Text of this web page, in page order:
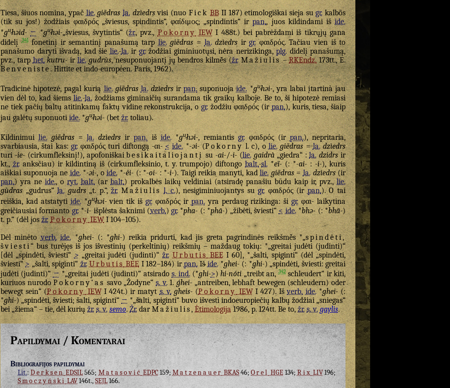
Tiesa, šiuos nomina, ypačlie. giẽdras la. dzìedrsvisi (nuoFick BBII 187) etimologiškai sieja sugr.kalbõs
(tik su jos!) žodžiaisφαιδρός„šviesus, spindintis“, φαίδιμος; „spindintis“ irpan., juos kildindami išide.
*gu̯həid- ←*gu̯həi-„šviesus, švytintis“ (žr., pvz.,PokornyIEWI 488t.) bei pabrėždami iš tikrųjų gana
didelį341fonetinį ir semantinį panašumą tarplie. giẽdras=la. dzìedrsirgr.φαιδρός. Tačiau vien iš to
panašumo daryti išvadą, kad šielie.-la.irgr.žodžiai giminiuotųsi, nėra nerizikinga,plg.didelį panašumą,
pvz., tarphet. kutru-irlie. gudrùs, nesuponuojantį jų bendros kilmė̃s (žr. Mažiulis–RKEndz.173tt., E.
Benveniste. Hittite et indo-européen. Paris, 1962).
Tradicinė hipotezė, pagal kuriąlie. giẽdras la. dzìedrsirpan.suponuojaide.*gu̯həi-, yra labai įtartinà jau
vien dėl to, kad šiemslie.-la.žodžiams giminaičių surandama tik graikų kalboje. Be to, ši hipotezė remiasi
ne tiek pačių baltų atitinkamų faktų vidine rekonstrukcija, ogr.žodžiuφαιδρός(irpan.), kuris, tiesa, šiaip
jau galėtų suponuoti ide.*gu̯həi-(betžr.toliau).
Kildinimuilie. giẽdras=la. dzìedrsirpan.išide.*gu̯həi-, remiantisgr. φαιδρός(irpan.), nepritaria,
svarbiausia, štai kas:gr. φαιδρόςturi diftongą -αι-< ide.*-əi-(Pokornyl. c), olie. giẽdras =la. dzìedrs
turi-ie-(cirkumfleksinį!), apofoniškaibesikaitaliojantį su-ai-/-i- (lie. gaidrà„giedra“ :la. dzidrsir
kt.,žr.anksčiau) ir kildintiną iš (cirkumfleksinio, t. y. trumpojo) diftongobalt.-sl. *eĩ-(: *-ai-:-i-), kuris
aiškiai suponuoja neide.*-əi-, oide.*-ĕi-(: *-oi-: *-i-). Taigi reikia manyti, kadlie. giẽdras=la. dzìedrs(ir
pan.) yra neide., oryt. balt.(arbalt.) prokalbės laikų veldiniai (atsiradę panašiu būdu kaip ir, pvz.,lie.
gùdras„gudrus“la. gudrs„t. p.“,žr. Mažiulis l. c.), nesigiminiuojantys sugr. φαιδρός(irpan.). O tai
reiškia, kad atstatytiide.*gu̯həi-vien tik išgr. φαιδρόςirpan.yra perdaug rizikinga: šigr.φαι- laikytina
greičiausiai formantogr.*-i-išplėsta šaknimi (verb.)gr.*pha-(: *phā-) „žibėti, šviesti“< ide.*bhə-(: *bhā-)
t. p.“ (dėl josžr. PokornyIEWI 104–105).
Dėl minėtoverb. ide.*ghei-(: *ghi-) reikia pridurti, kad jis greta pagrindinės reikšmė̃s *„spindėti,
šviesti“ bus turėjęs iš jos išvestinių (perkeltinių) reikšmių – maždaug tokių: *„greitai judėti (judinti)“
[dėl „spindėti, šviesti“>„greitai judėti (judinti)“žr. UrbutisBEEI 60], *„šalti, spiginti“ (dėl „spindėti,
šviesti“>„šalti, spiginti“žr. UrbutisBEE I 182–184) irpan.Išide.*ghei-(: *ghi-) „spindėti, šviesti: greitai
judėti (judinti)“→*„greitai judėti (judinti)“ atsirados. ind.(*ghi->)hi-nóti„treibt an,342schleudert“ ir kiti,
kuriuos nurodoPokorny’assavo „Žodyne“s. v.1.ǵhei-„antreiben, lebhaft bewegen (schleudern) oder
bewegt sein“ (PokornyIEWI 424t.) ir matyts. v. gheis-(PokornyIEWI 427). Išverb. ide.*ghei-(:
*ghi-) „spindėti, šviesti; šalti, spiginti“→*„šalti, spiginti“ buvo išvestì indoeuropiečių kalbų žodžiai „sniegas“
bei „žiema“ – tie, dėl kuriųžr. s. v. semo.Žr.darMažiulis, Ėtimologija1986, p. 124tt. Be to,žr. s. v. gaylis.
Papildymai / Komentarai
Bibliografijos papildymai
Lit.:DerksenEDSIL565; MatasovićEDPC159;Matzenauer BKAS46;Orel HGE134;RixLIV196;
SmoczyńskiLAV146t.,SEJL166.